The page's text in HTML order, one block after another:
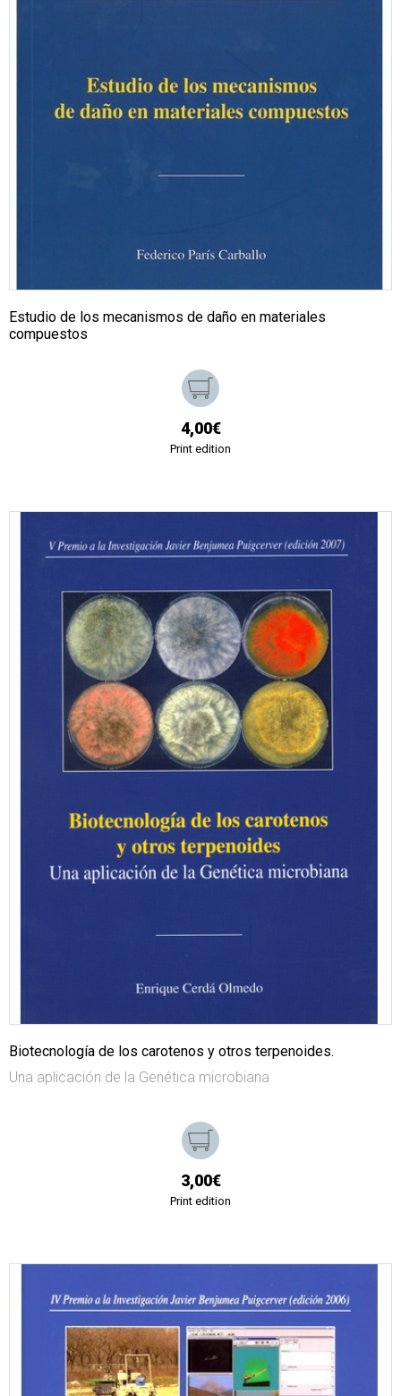
Estudio de los mecanismos de daño en materiales
compuestos
4,00€
Print edition
Biotecnología de los carotenos y otros terpenoides.
Una aplicación de la Genética microbiana
3,00€
Print edition